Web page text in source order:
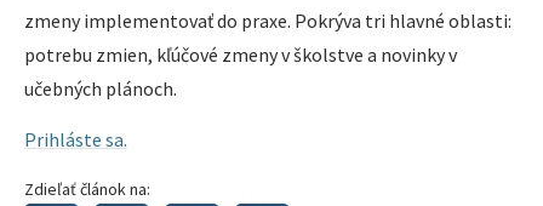
zmeny implementovať do praxe. Pokrýva tri hlavné oblasti:
potrebu zmien, kľúčové zmeny v školstve a novinky v
učebných plánoch.
Prihláste sa.
Zdieľať článok na: